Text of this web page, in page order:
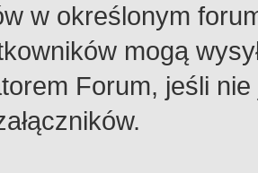
w określonym
mogą
Forum, jeśli